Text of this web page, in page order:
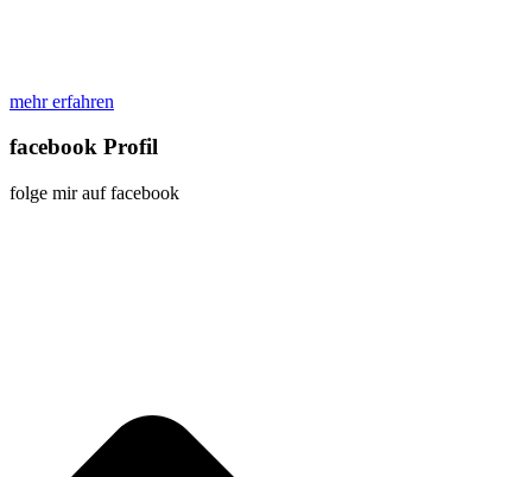
mehr erfahren
facebook Profil
folge mir auf facebook